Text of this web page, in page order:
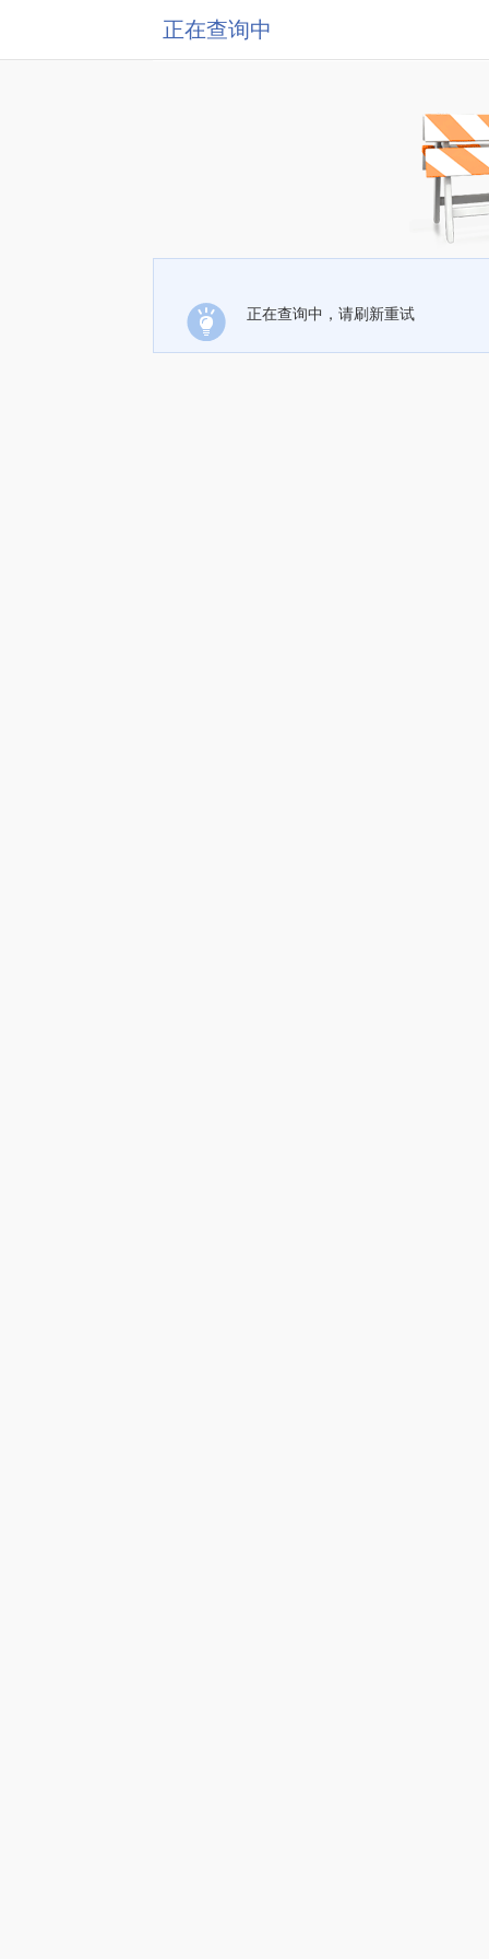
正在查询中
正在查询中，请刷新重试